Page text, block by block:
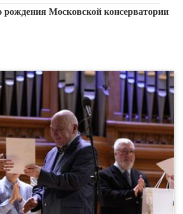
Московской консерватории